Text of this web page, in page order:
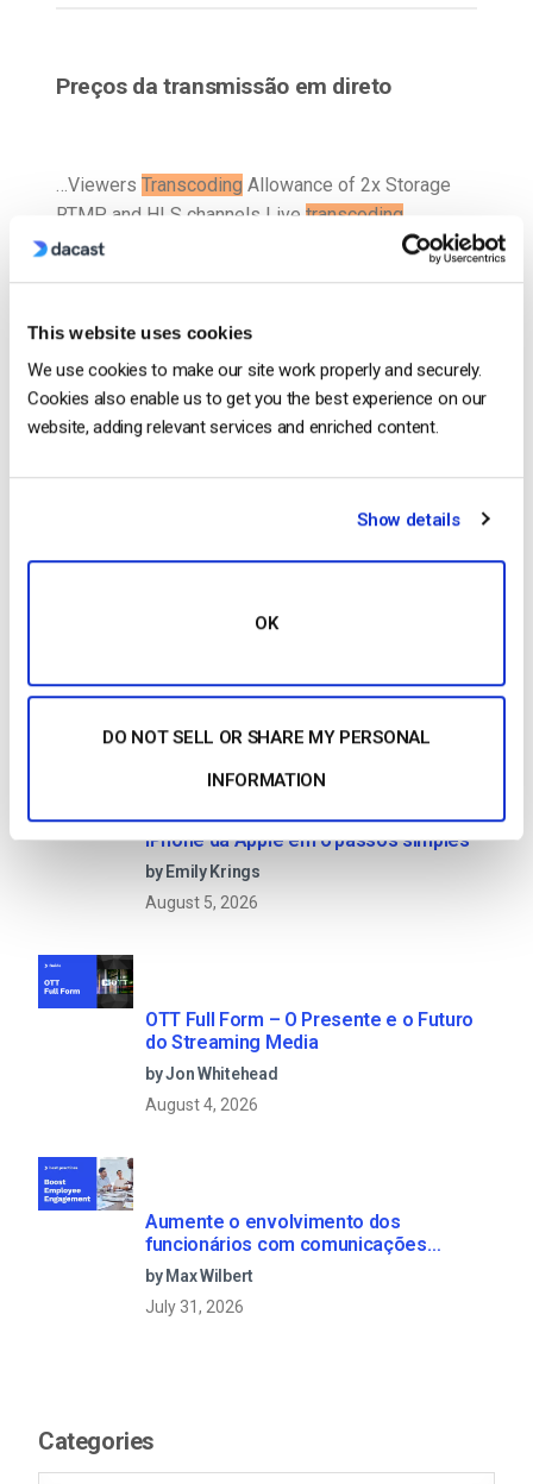
This website uses cookies
We use cookies to make our site work properly and securely.
Cookies also enable us to get you the best experience on our
website, adding relevant services and enriched content.
Show details
OK
DO NOT SELL OR SHARE MY PERSONAL
INFORMATION
Preços da transmissão em direto
…Viewers Transcoding Allowance of 2x Storage
RTMP and HLS channels Live transcoding
channels Browser based / mobile streaming
CONTINUE READING
Search
Como transmitir em direto a partir de um
iPhone da Apple em 6 passos simples
by Emily Krings
August 5, 2026
OTT Full Form – O Presente e o Futuro
do Streaming Media
by Jon Whitehead
August 4, 2026
Aumente o envolvimento dos
funcionários com comunicações
empresariais em direto
by Max Wilbert
July 31, 2026
Categories